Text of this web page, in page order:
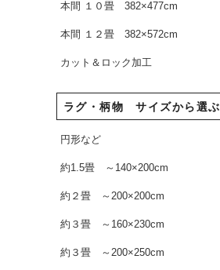
本間 １０畳 382×477cm
本間 １２畳 382×572cm
カット＆ロック加工
ラグ・柄物 サイズから選ぶ
円形など
約1.5畳 ～140×200cm
約２畳 ～200×200cm
約３畳 ～160×230cm
約３畳 ～200×250cm